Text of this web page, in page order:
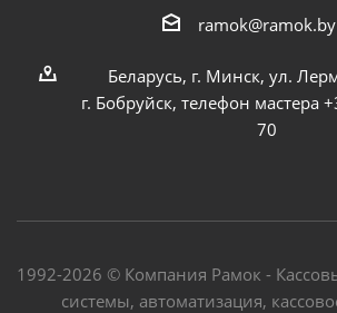
ramok@ramok.by
Беларусь, г. Минск, ул.
г. Бобруйск, телефон мастера
70
1992-2026 © Компания Рамок -
системы, автоматизация,